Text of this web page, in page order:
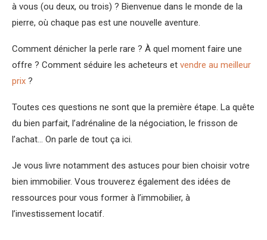
à vous (ou deux, ou trois) ? Bienvenue dans le monde de la
pierre, où chaque pas est une nouvelle aventure.
Comment dénicher la perle rare ? À quel moment faire une
offre ? Comment séduire les acheteurs et vendre au meilleur
prix ?
Toutes ces questions ne sont que la première étape. La quête
du bien parfait, l’adrénaline de la négociation, le frisson de
l’achat… On parle de tout ça ici.
Je vous livre notamment des astuces pour bien choisir votre
bien immobilier. Vous trouverez également des idées de
ressources pour vous former à l’immobilier, à
l’investissement locatif.